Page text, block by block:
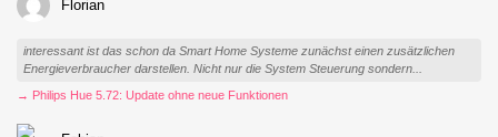
Florian
interessant ist das schon da Smart Home Systeme zunächst einen zusätzlichen
Energieverbraucher darstellen. Nicht nur die System Steuerung sondern...
→ Philips Hue 5.72: Update ohne neue Funktionen